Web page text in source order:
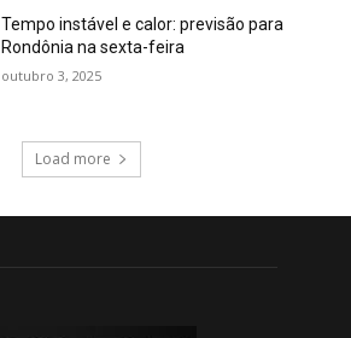
Tempo instável e calor: previsão para
Rondônia na sexta-feira
outubro 3, 2025
Load more